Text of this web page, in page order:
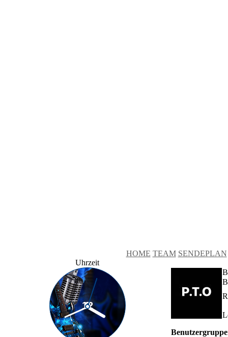
HOME TEAM SENDEPLAN
Uhrzeit